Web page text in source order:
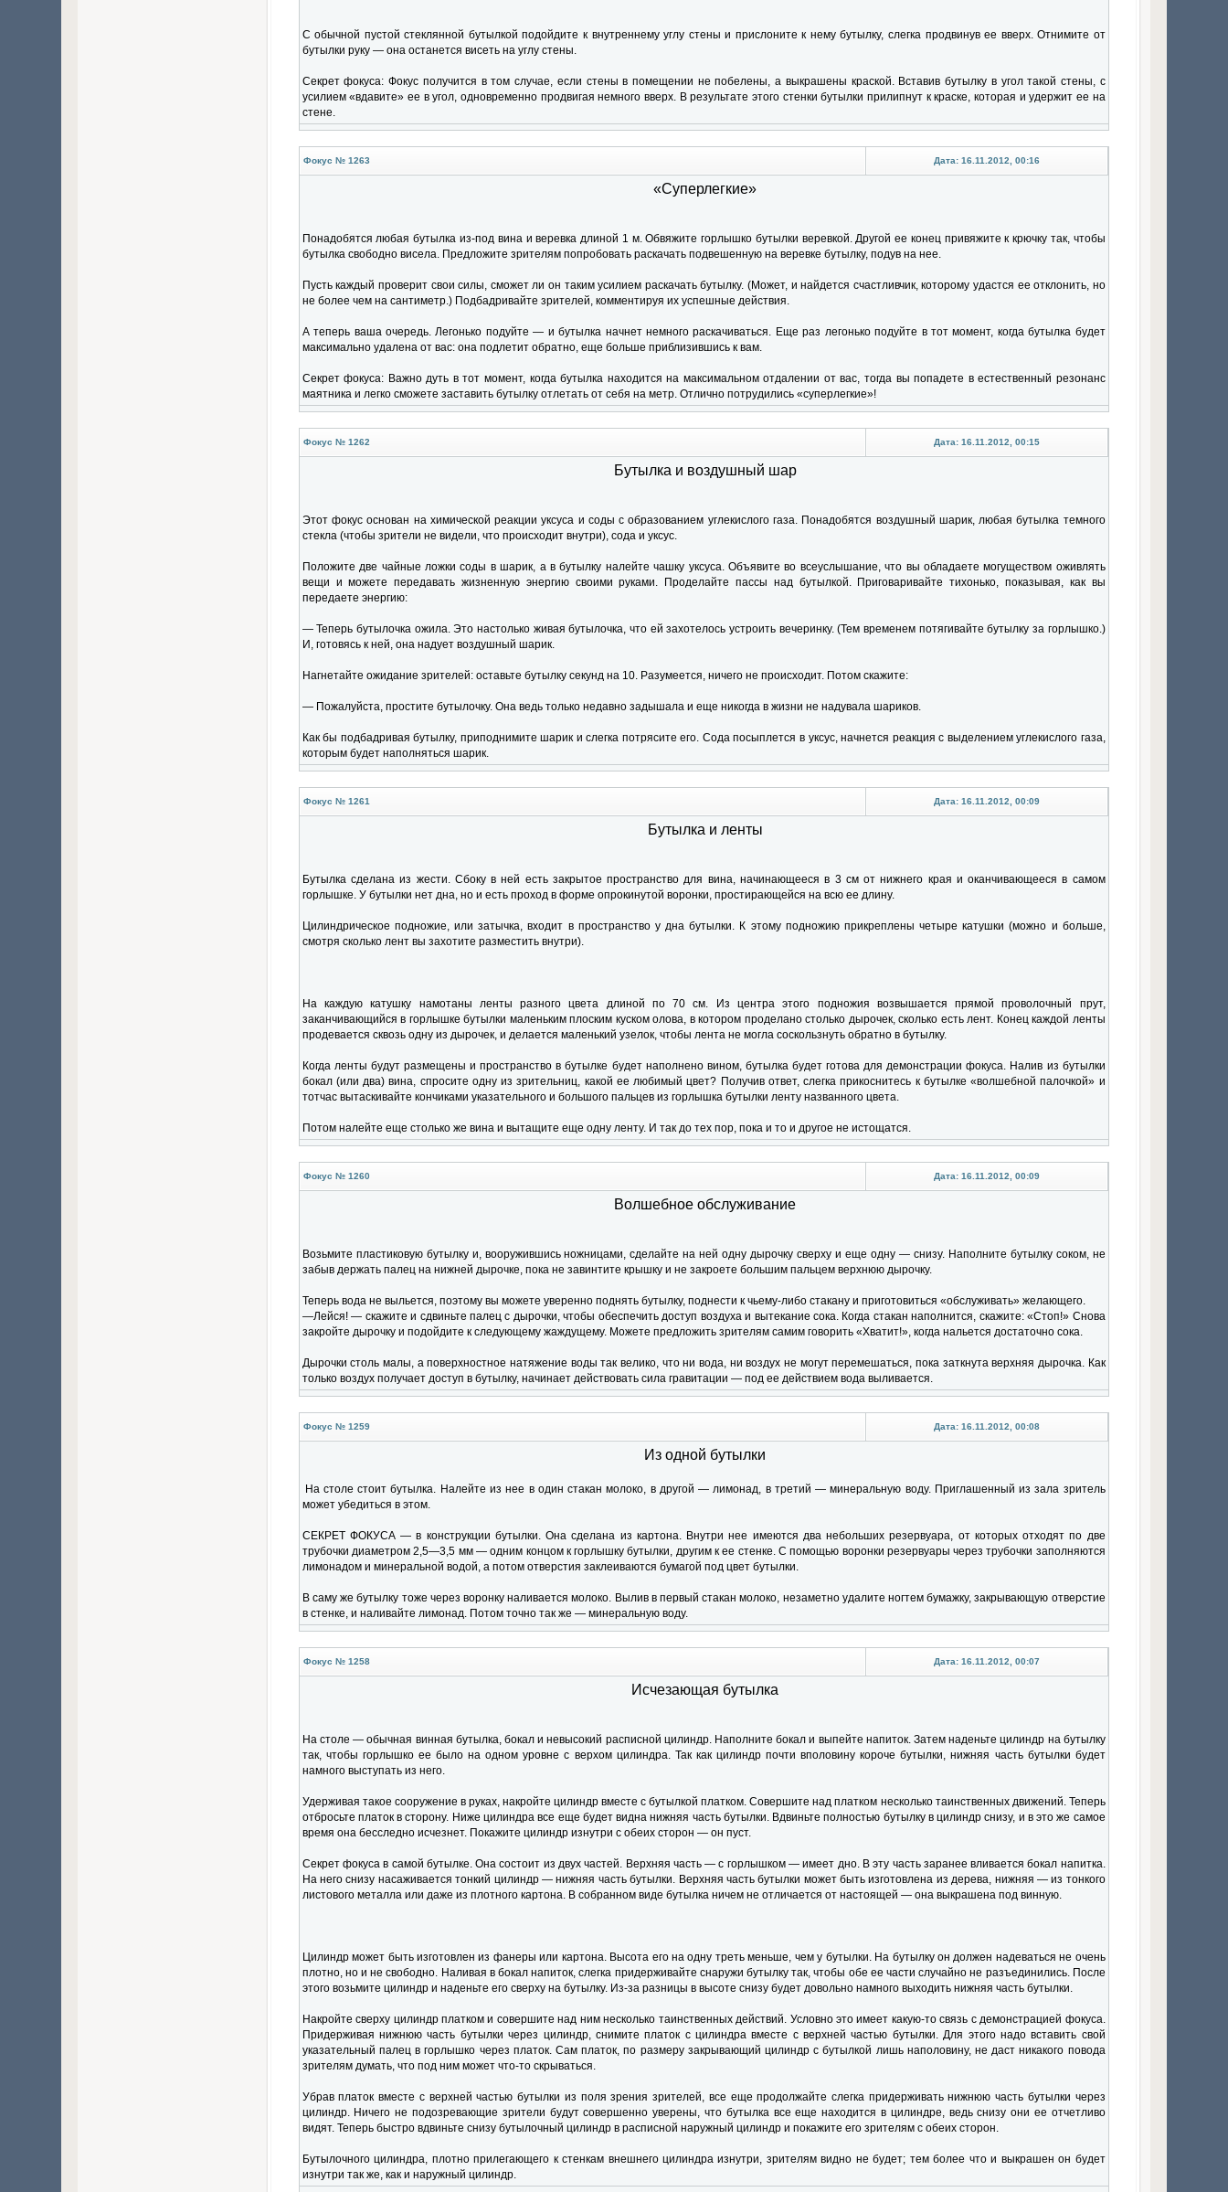
С обычной пустой стеклянной бутылкой подойдите к внутреннему углу стены и прислоните к нему бутылку, слегка продвинув ее вверх. Отнимите от
бутылки руку — она останется висеть на углу стены.
Секрет фокуса: Фокус получится в том случае, если стены в помещении не побелены, а выкрашены краской. Вставив бутылку в угол такой стены, с
усилием «вдавите» ее в угол, одновременно продвигая немного вверх. В результате этого стенки бутылки прилипнут к краске, которая и удержит ее на
стене.
Фокус № 1263 Дата: 16.11.2012, 00:16
«Суперлегкие»
Понадобятся любая бутылка из-под вина и веревка длиной 1 м. Обвяжите горлышко бутылки веревкой. Другой ее конец привяжите к крючку так, чтобы
бутылка свободно висела. Предложите зрителям попробовать раскачать подвешенную на веревке бутылку, подув на нее.
Пусть каждый проверит свои силы, сможет ли он таким усилием раскачать бутылку. (Может, и найдется счастливчик, которому удастся ее отклонить, но
не более чем на сантиметр.) Подбадривайте зрителей, комментируя их успешные действия.
А теперь ваша очередь. Легонько подуйте — и бутылка начнет немного раскачиваться. Еще раз легонько подуйте в тот момент, когда бутылка будет
максимально удалена от вас: она подлетит обратно, еще больше приблизившись к вам.
Секрет фокуса: Важно дуть в тот момент, когда бутылка находится на максимальном отдалении от вас, тогда вы попадете в естественный резонанс
маятника и легко сможете заставить бутылку отлетать от себя на метр. Отлично потрудились «суперлегкие»!
Фокус № 1262 Дата: 16.11.2012, 00:15
Бутылка и воздушный шар
Этот фокус основан на химической реакции уксуса и соды с образованием углекислого газа. Понадобятся воздушный шарик, любая бутылка темного
стекла (чтобы зрители не видели, что происходит внутри), сода и уксус.
Положите две чайные ложки соды в шарик, а в бутылку налейте чашку уксуса. Объявите во всеуслышание, что вы обладаете могуществом оживлять
вещи и можете передавать жизненную энергию своими руками. Проделайте пассы над бутылкой. Приговаривайте тихонько, показывая, как вы
передаете энергию:
— Теперь бутылочка ожила. Это настолько живая бутылочка, что ей захотелось устроить вечеринку. (Тем временем потягивайте бутылку за горлышко.)
И, готовясь к ней, она надует воздушный шарик.
Нагнетайте ожидание зрителей: оставьте бутылку секунд на 10. Разумеется, ничего не происходит. Потом скажите:
— Пожалуйста, простите бутылочку. Она ведь только недавно задышала и еще никогда в жизни не надувала шариков.
Как бы подбадривая бутылку, приподнимите шарик и слегка потрясите его. Сода посыплется в уксус, начнется реакция с выделением углекислого газа,
которым будет наполняться шарик.
Фокус № 1261 Дата: 16.11.2012, 00:09
Бутылка и ленты
Бутылка сделана из жести. Сбоку в ней есть закрытое пространство для вина, начинающееся в 3 см от нижнего края и оканчивающееся в самом
горлышке. У бутылки нет дна, но и есть проход в форме опрокинутой воронки, простирающейся на всю ее длину.
Цилиндрическое подножие, или затычка, входит в пространство у дна бутылки. К этому подножию прикреплены четыре катушки (можно и больше,
смотря сколько лент вы захотите разместить внутри).
На каждую катушку намотаны ленты разного цвета длиной по 70 см. Из центра этого подножия возвышается прямой проволочный прут,
заканчивающийся в горлышке бутылки маленьким плоским куском олова, в котором проделано столько дырочек, сколько есть лент. Конец каждой ленты
продевается сквозь одну из дырочек, и делается маленький узелок, чтобы лента не могла соскользнуть обратно в бутылку.
Когда ленты будут размещены и пространство в бутылке будет наполнено вином, бутылка будет готова для демонстрации фокуса. Налив из бутылки
бокал (или два) вина, спросите одну из зрительниц, какой ее любимый цвет? Получив ответ, слегка прикоснитесь к бутылке «волшебной палочкой» и
тотчас вытаскивайте кончиками указательного и большого пальцев из горлышка бутылки ленту названного цвета.
Потом налейте еще столько же вина и вытащите еще одну ленту. И так до тех пор, пока и то и другое не истощатся.
Фокус № 1260 Дата: 16.11.2012, 00:09
Волшебное обслуживание
Возьмите пластиковую бутылку и, вооружившись ножницами, сделайте на ней одну дырочку сверху и еще одну — снизу. Наполните бутылку соком, не
забыв держать палец на нижней дырочке, пока не завинтите крышку и не закроете большим пальцем верхнюю дырочку.
Теперь вода не выльется, поэтому вы можете уверенно поднять бутылку, поднести к чьему-либо стакану и приготовиться «обслуживать» желающего.
—Лейся! — скажите и сдвиньте палец с дырочки, чтобы обеспечить доступ воздуха и вытекание сока. Когда стакан наполнится, скажите: «Стоп!» Снова
закройте дырочку и подойдите к следующему жаждущему. Можете предложить зрителям самим говорить «Хватит!», когда нальется достаточно сока.
Дырочки столь малы, а поверхностное натяжение воды так велико, что ни вода, ни воздух не могут перемешаться, пока заткнута верхняя дырочка. Как
только воздух получает доступ в бутылку, начинает действовать сила гравитации — под ее действием вода выливается.
Фокус № 1259 Дата: 16.11.2012, 00:08
Из одной бутылки
На столе стоит бутылка. Налейте из нее в один стакан молоко, в другой — лимонад, в третий — минеральную воду. Приглашенный из зала зритель
может убедиться в этом.
СЕКРЕТ ФОКУСА — в конструкции бутылки. Она сделана из картона. Внутри нее имеются два небольших резервуара, от которых отходят по две
трубочки диаметром 2,5—3,5 мм — одним концом к горлышку бутылки, другим к ее стенке. С помощью воронки резервуары через трубочки заполняются
лимонадом и минеральной водой, а потом отверстия заклеиваются бумагой под цвет бутылки.
В саму же бутылку тоже через воронку наливается молоко. Вылив в первый стакан молоко, незаметно удалите ногтем бумажку, закрывающую отверстие
в стенке, и наливайте лимонад. Потом точно так же — минеральную воду.
Фокус № 1258 Дата: 16.11.2012, 00:07
Исчезающая бутылка
На столе — обычная винная бутылка, бокал и невысокий расписной цилиндр. Наполните бокал и выпейте напиток. Затем наденьте цилиндр на бутылку
так, чтобы горлышко ее было на одном уровне с верхом цилиндра. Так как цилиндр почти вполовину короче бутылки, нижняя часть бутылки будет
намного выступать из него.
Удерживая такое сооружение в руках, накройте цилиндр вместе с бутылкой платком. Совершите над платком несколько таинственных движений. Теперь
отбросьте платок в сторону. Ниже цилиндра все еще будет видна нижняя часть бутылки. Вдвиньте полностью бутылку в цилиндр снизу, и в это же самое
время она бесследно исчезнет. Покажите цилиндр изнутри с обеих сторон — он пуст.
Секрет фокуса в самой бутылке. Она состоит из двух частей. Верхняя часть — с горлышком — имеет дно. В эту часть заранее вливается бокал напитка.
На него снизу насаживается тонкий цилиндр — нижняя часть бутылки. Верхняя часть бутылки может быть изготовлена из дерева, нижняя — из тонкого
листового металла или даже из плотного картона. В собранном виде бутылка ничем не отличается от настоящей — она выкрашена под винную.
Цилиндр может быть изготовлен из фанеры или картона. Высота его на одну треть меньше, чем у бутылки. На бутылку он должен надеваться не очень
плотно, но и не свободно. Наливая в бокал напиток, слегка придерживайте снаружи бутылку так, чтобы обе ее части случайно не разъединились. После
этого возьмите цилиндр и наденьте его сверху на бутылку. Из-за разницы в высоте снизу будет довольно намного выходить нижняя часть бутылки.
Накройте сверху цилиндр платком и совершите над ним несколько таинственных действий. Условно это имеет какую-то связь с демонстрацией фокуса.
Придерживая нижнюю часть бутылки через цилиндр, снимите платок с цилиндра вместе с верхней частью бутылки. Для этого надо вставить свой
указательный палец в горлышко через платок. Сам платок, по размеру закрывающий цилиндр с бутылкой лишь наполовину, не даст никакого повода
зрителям думать, что под ним может что-то скрываться.
Убрав платок вместе с верхней частью бутылки из поля зрения зрителей, все еще продолжайте слегка придерживать нижнюю часть бутылки через
цилиндр. Ничего не подозревающие зрители будут совершенно уверены, что бутылка все еще находится в цилиндре, ведь снизу они ее отчетливо
видят. Теперь быстро вдвиньте снизу бутылочный цилиндр в расписной наружный цилиндр и покажите его зрителям с обеих сторон.
Бутылочного цилиндра, плотно прилегающего к стенкам внешнего цилиндра изнутри, зрителям видно не будет; тем более что и выкрашен он будет
изнутри так же, как и наружный цилиндр.